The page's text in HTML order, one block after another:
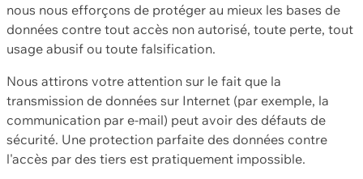
nous nous efforçons de protéger au mieux les bases de
données contre tout accès non autorisé, toute perte, tout
usage abusif ou toute falsification.
Nous attirons votre attention sur le fait que la
transmission de données sur Internet (par exemple, la
communication par e-mail) peut avoir des défauts de
sécurité. Une protection parfaite des données contre
l'accès par des tiers est pratiquement impossible.